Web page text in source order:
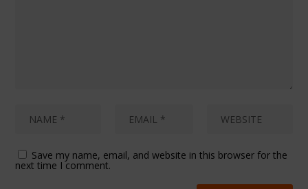
Save my name, email, and website in this browser for the
next time I comment.